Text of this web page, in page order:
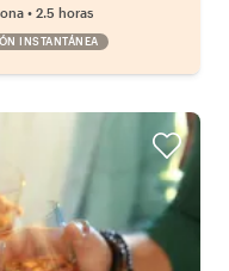
• 2.5 horas
INSTANTÁNEA